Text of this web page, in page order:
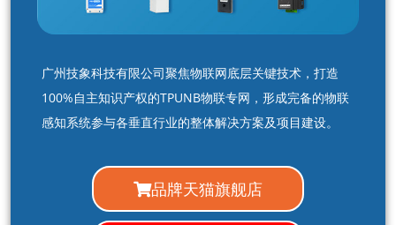
广州技象科技有限公司聚焦物联网底层关键技术，打造
100%自主知识产权的TPUNB物联专网，形成完备的物联
感知系统参与各垂直行业的整体解决方案及项目建设。
品牌天猫旗舰店